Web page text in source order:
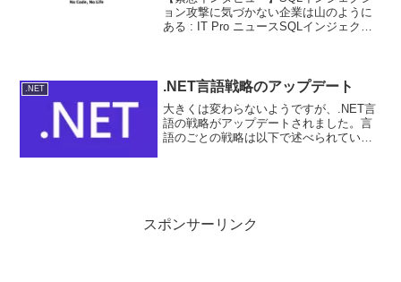
ョン攻撃に気づかない企業は山のように
ある : IT Pro ニュースSQLインジェクシ
RDBMS側...
.NET .NET言語戦略のアップデート
大きくは変わらないようですが、.NET言
語の戦略がアップデートされました。言
語のごとの戦略は以下で述べられていま
スポンサーリンク